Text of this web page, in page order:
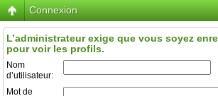
Connexion
L’administrateur exige que vous soyez
pour voir les profils.
Nom
d’utilisateur:
Mot de